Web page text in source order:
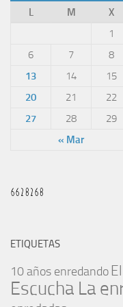
L M X
« Mar
1
6
7 8
13
14 15
20
21 22
27
28 29
ETIQUETAS
10 años enredando
Escucha La